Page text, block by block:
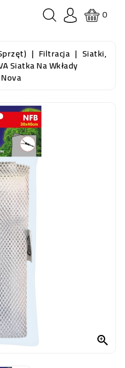
0
Filtracja Siatki,
Siatka Na Wkłady
